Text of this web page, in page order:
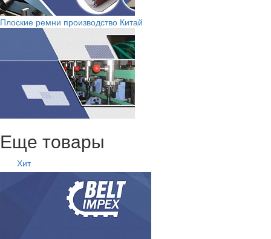
Плоские ремни производство Китай
Еще товары
Хит